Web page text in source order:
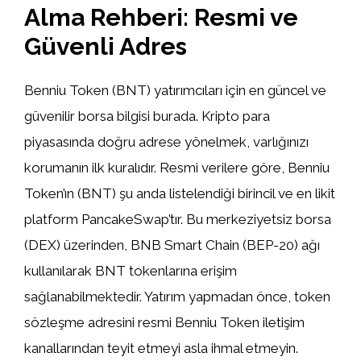
Alma Rehberi: Resmi ve
Güvenli Adres
Benniu Token (BNT) yatırımcıları için en güncel ve
güvenilir borsa bilgisi burada. Kripto para
piyasasında doğru adrese yönelmek, varlığınızı
korumanın ilk kuralıdır. Resmi verilere göre, Benniu
Token’ın (BNT) şu anda listelendiği birincil ve en likit
platform PancakeSwap’tır. Bu merkeziyetsiz borsa
(DEX) üzerinden, BNB Smart Chain (BEP-20) ağı
kullanılarak BNT tokenlarına erişim
sağlanabilmektedir. Yatırım yapmadan önce, token
sözleşme adresini resmi Benniu Token iletişim
kanallarından teyit etmeyi asla ihmal etmeyin.